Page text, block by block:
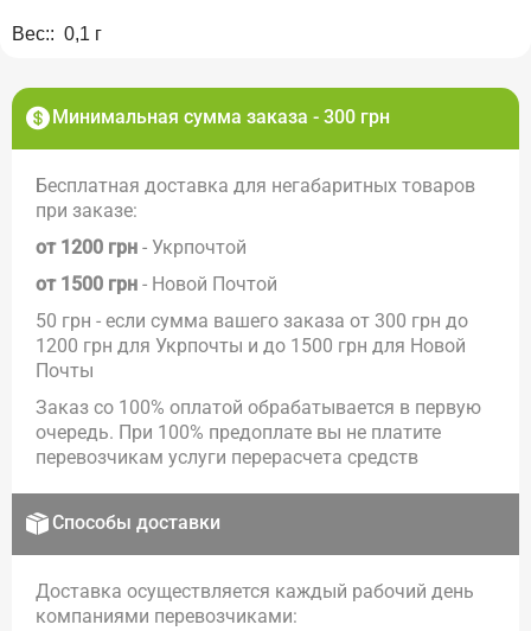
Минимальная сумма заказа - 300 грн
Бесплатная доставка для негабаритных товаров
при заказе:
от 1200 грн - Укрпочтой
от 1500 грн - Новой Почтой
50 грн - если сумма вашего заказа от 300 грн до
1200 грн для Укрпочты и до 1500 грн для Новой
Почты
Заказ со 100% оплатой обрабатывается в первую
очередь. При 100% предоплате вы не платите
перевозчикам услуги перерасчета средств
Способы доставки
Доставка осуществляется каждый рабочий день
компаниями перевозчиками:
Вес:: 0,1 г